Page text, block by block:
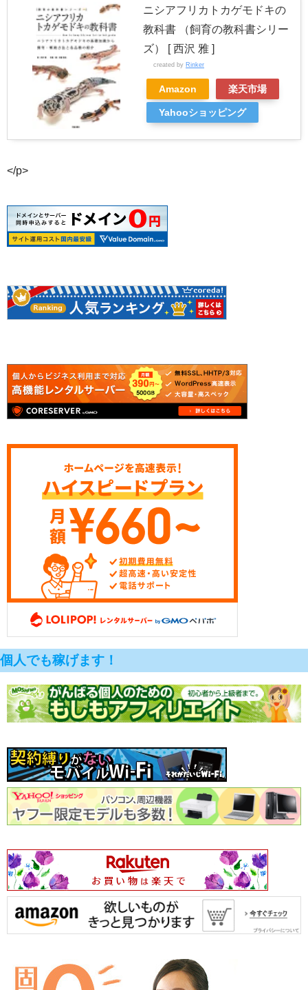
ニシアフリカトカゲモドキの
教科書 （飼育の教科書シリー
ズ） [ 西沢 雅 ]
created by Rinker
Amazon 楽天市場
Yahooショッピング
</p>
個人でも稼げます！